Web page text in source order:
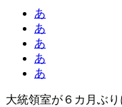
あ
あ
あ
あ
あ
大統領室が６カ月ぶ